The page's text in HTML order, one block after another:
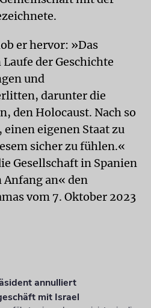
er hervor: »Das
der Geschichte
und
darunter die
den Holocaust. Nach so
eigenen Staat zu
sicher zu fühlen.«
Gesellschaft in Spanien
an« den
vom 7. Oktober 2023
annulliert
mit Israel